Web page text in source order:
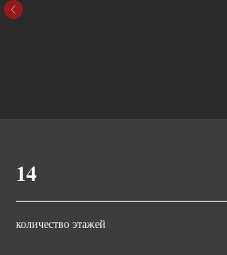
14
количество этажей